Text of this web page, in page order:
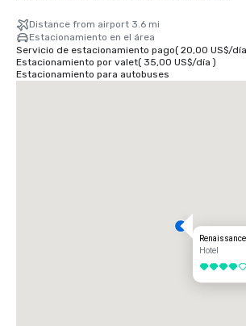
Distance from airport 3.6 mi
Estacionamiento en el área
Servicio de estacionamiento pago( 20,00 US$/día
Estacionamiento por valet( 35,00 US$/día )
Estacionamiento para autobuses
Hotel
4 de 5